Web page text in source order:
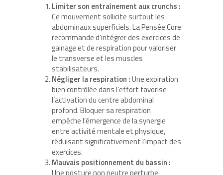
Limiter son entraînement aux crunchs :
Ce mouvement sollicite surtout les
abdominaux superficiels. La Pensée Core
recommande d’intégrer des exercices de
gainage et de respiration pour valoriser
le transverse et les muscles
stabilisateurs.
Négliger la respiration :Une expiration
bien contrôlée dans l’effort favorise
l’activation du centre abdominal
profond. Bloquer sa respiration
empêche l’émergence de la synergie
entre activité mentale et physique,
réduisant significativement l’impact des
exercices.
Mauvais positionnement du bassin :